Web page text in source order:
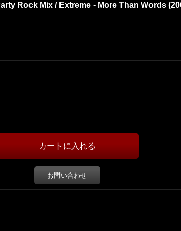
Rock Mix / Extreme - More Than Words
お問い合わせ